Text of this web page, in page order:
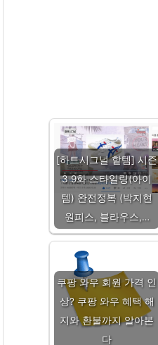
[하트시그널 핱템] 시즌
3 9화 스타일링(아이
템) 완전정복 (박지현
원피스, 블라우스,…
쿠팡 와우 회원 가격 인
상? 쿠팡 와우 혜택 해
지와 환불까지 알아본
다